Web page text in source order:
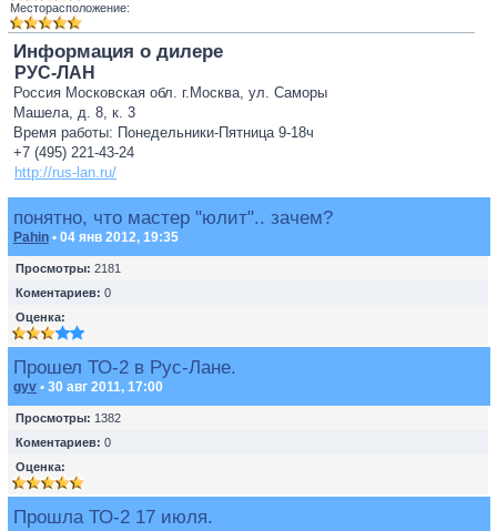
Месторасположение:
Информация о дилере
РУС-ЛАН
Россия Московская обл. г.Москва, ул. Саморы
Машела, д. 8, к. 3
Время работы: Понедельники-Пятница 9-18ч
+7 (495) 221-43-24
http://rus-lan.ru/
понятно, что мастер "юлит".. зачем?
Pahin • 04 янв 2012, 19:35
Просмотры: 2181
Коментариев: 0
Оценка:
Прошел ТО-2 в Рус-Лане.
gyv • 30 авг 2011, 17:00
Просмотры: 1382
Коментариев: 0
Оценка:
Прошла ТО-2 17 июля.